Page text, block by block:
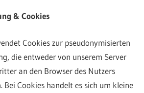
& Cookies
Cookies zur pseudonymisierten
die entweder von unserem Server
an den Browser des Nutzers
Bei Cookies handelt es sich um kleine